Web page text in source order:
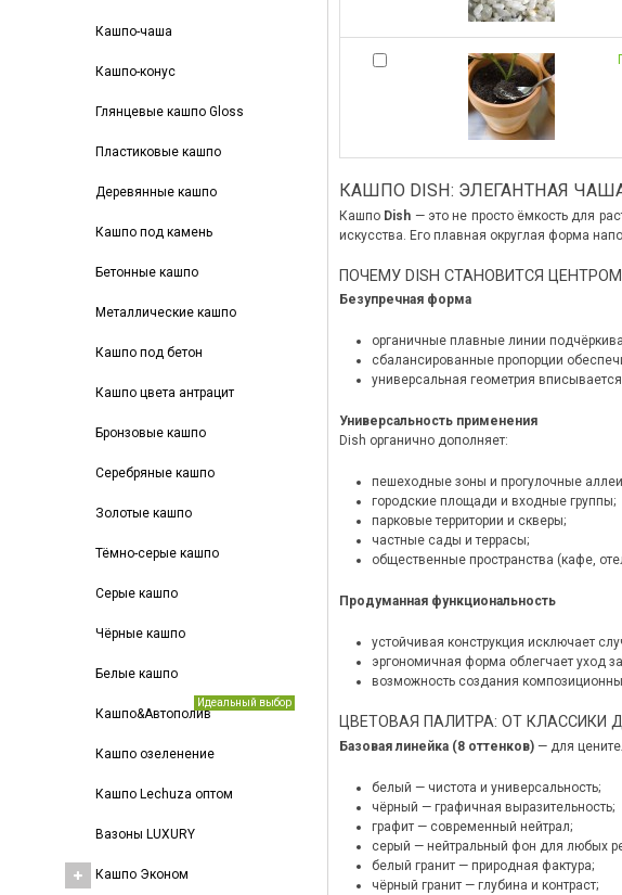
Кашпо-чаша
Кашпо-конус
Глянцевые кашпо Gloss
Пластиковые кашпо
Деревянные кашпо
Кашпо под камень
Бетонные кашпо
Металлические кашпо
Кашпо под бетон
Кашпо цвета антрацит
Бронзовые кашпо
Серебряные кашпо
Золотые кашпо
Тёмно-серые кашпо
Серые кашпо
Чёрные кашпо
Белые кашпо
Кашпо&Автополив
Идеальный выбор
Кашпо озеленение
Кашпо Lechuza оптом
Вазоны LUXURY
Кашпо Эконом
КАШПО DISH: ЭЛЕГАНТНАЯ
Кашпо Dish — это не просто ёмкость для
искусства. Его плавная округлая форма
ПОЧЕМУ DISH СТАНОВИТСЯ
Безупречная форма
органичные плавные линии
сбалансированные пропорции
универсальная геометрия
Универсальность применения
Dish органично дополняет:
пешеходные зоны и прогулочные
городские площади и входные группы;
парковые территории и скверы;
частные сады и террасы;
общественные пространства (кафе,
Продуманная функциональность
устойчивая конструкция исключает
эргономичная форма облегчает уход
возможность создания
ЦВЕТОВАЯ ПАЛИТРА: ОТ КЛАССИКИ
Базовая линейка (8 оттенков) — для
белый — чистота и универсальность;
чёрный — графичная выразительность;
графит — современный нейтрал;
серый — нейтральный фон для любых
белый гранит — природная фактура;
чёрный гранит — глубина и контраст;